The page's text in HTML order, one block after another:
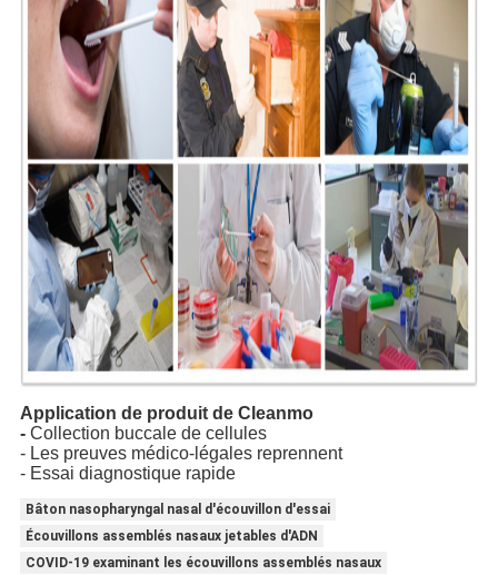
Application de produit de Cleanmo
- Collection buccale de cellules
- Les preuves médico-légales reprennent
- Essai diagnostique rapide
Bâton nasopharyngal nasal d'écouvillon d'essai
Écouvillons assemblés nasaux jetables d'ADN
COVID-19 examinant les écouvillons assemblés nasaux